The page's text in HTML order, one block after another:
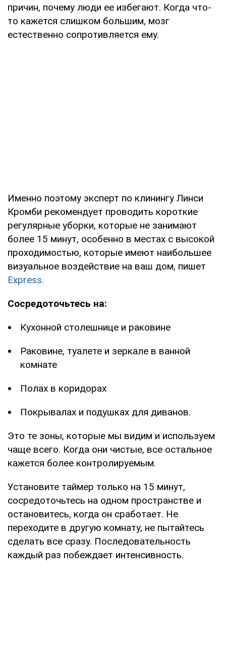
причин, почему люди ее избегают. Когда что-
то кажется слишком большим, мозг
естественно сопротивляется ему.
Именно поэтому эксперт по клинингу Линси
Кромби рекомендует проводить короткие
регулярные уборки, которые не занимают
более 15 минут, особенно в местах с высокой
проходимостью, которые имеют наибольшее
визуальное воздействие на ваш дом, пишет
Express.
Сосредоточьтесь на:
Кухонной столешнице и раковине
Раковине, туалете и зеркале в ванной
комнате
Полах в коридорах
Покрывалах и подушках для диванов.
Это те зоны, которые мы видим и используем
чаще всего. Когда они чистые, все остальное
кажется более контролируемым.
Установите таймер только на 15 минут,
сосредоточьтесь на одном пространстве и
остановитесь, когда он сработает. Не
переходите в другую комнату, не пытайтесь
сделать все сразу. Последовательность
каждый раз побеждает интенсивность.